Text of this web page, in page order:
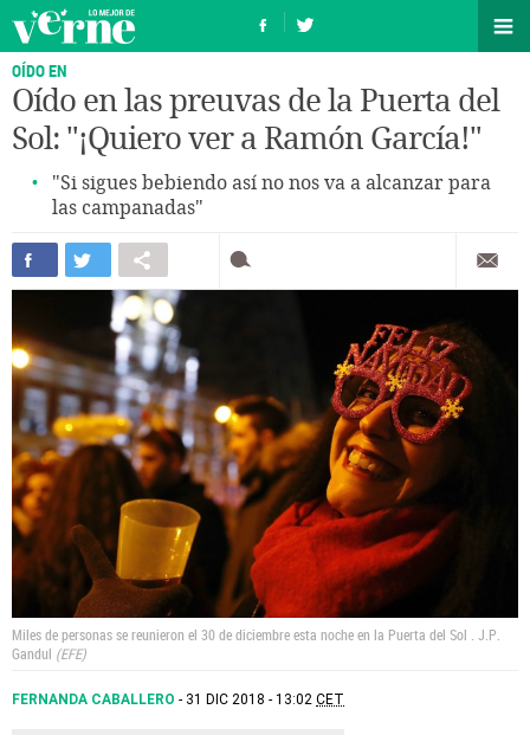
OÍDO EN
Oído en las preuvas de la Puerta del
Sol: "¡Quiero ver a Ramón García!"
"Si sigues bebiendo así no nos va a alcanzar para
las campanadas"
Miles de personas se reunieron el 30 de diciembre esta noche en la Puerta del Sol . J.P.
Gandul EFE
FERNANDA CABALLERO 31 DIC 2018 - 13:02 CET